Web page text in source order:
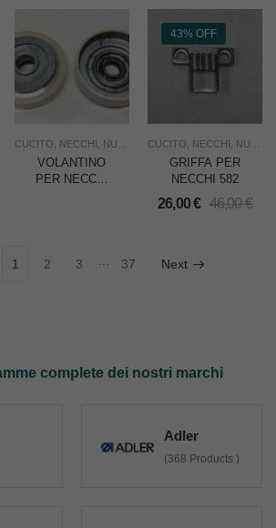
RICAMBI USO INDUSTRIA
CUCITO NECCHI NUOVO RICAMBI SOTTOCOSTO
VOLANTINO
PER NECCHI
43% OFF
CUCITO NECCHI NUOVO
GRIFFA PER
NECCHI 582
26,00€ 46,00€
1 2 3 37 Next
complete dei nostri marchi
Adler
(368 Products )